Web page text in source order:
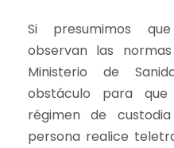
Si presumimos
observan las
Ministerio de
obstáculo para
régimen de
persona realice